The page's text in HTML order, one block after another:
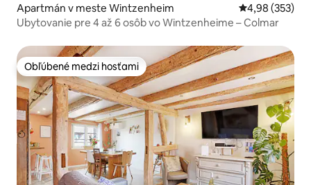
Apartmán v meste Wintzenheim Priemerné
4,98 (353)
Ubytovanie pre 4 až 6 osôb vo Wintzenheime – Colmar
Obľúbené medzi hosťami
Obľúbené medzi hosťami